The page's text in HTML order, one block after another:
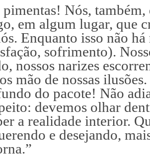
pimentas! Nós, também,
em algum lugar, que
Enquanto isso não há
sofrimento).
nossos narizes
mão de nossas
do pacote! Não
devemos olhar
a realidade interior.
e desejando,